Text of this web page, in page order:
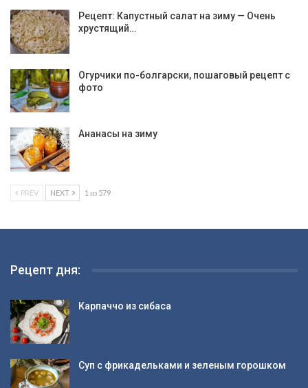
Рецепт: Капустный салат на зиму — Очень
хрустящий…
Огурчики по-болгарски, пошаговый рецепт с
фото
Ананасы на зиму
PREV NEXT 1 из 579
Рецепт дня:
Карпаччо из сибаса
Суп с фрикадельками и зеленым горошком